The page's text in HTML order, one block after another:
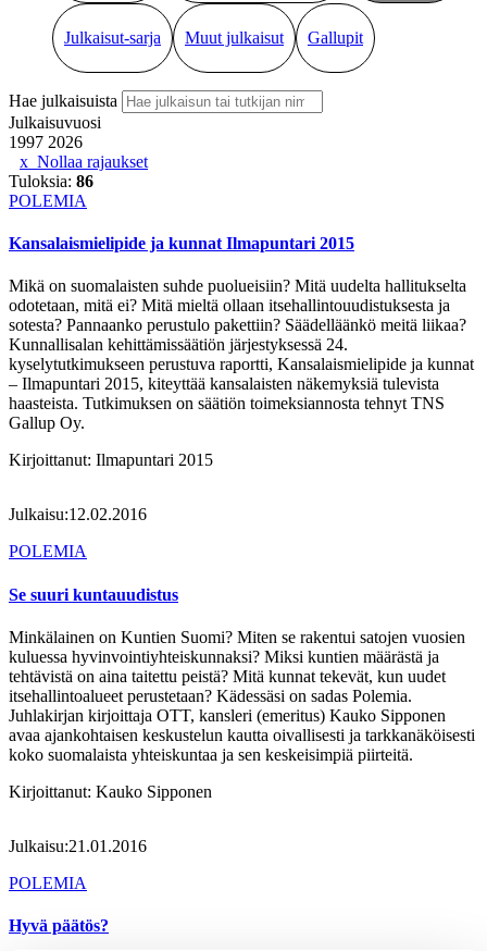
Julkaisut-sarja Muut julkaisut Gallupit
Hae julkaisuista
Julkaisuvuosi
1997 2026
Nollaa rajaukset
Tuloksia: 86
POLEMIA
Kansalaismielipide ja kunnat Ilmapuntari 2015
Mikä on suomalaisten suhde puolueisiin? Mitä uudelta hallitukselta
odotetaan, mitä ei? Mitä mieltä ollaan itsehallintouudistuksesta ja
sotesta? Pannaanko perustulo pakettiin? Säädelläänkö meitä liikaa?
Kunnallisalan kehittämissäätiön järjestyksessä 24.
kyselytutkimukseen perustuva raportti, Kansalaismielipide ja kunnat
– Ilmapuntari 2015, kiteyttää kansalaisten näkemyksiä tulevista
haasteista. Tutkimuksen on säätiön toimeksiannosta tehnyt TNS
Gallup Oy.
Kirjoittanut: Ilmapuntari 2015
Julkaisu:12.02.2016
POLEMIA
Se suuri kuntauudistus
Minkälainen on Kuntien Suomi? Miten se rakentui satojen vuosien
kuluessa hyvinvointiyhteiskunnaksi? Miksi kuntien määrästä ja
tehtävistä on aina taitettu peistä? Mitä kunnat tekevät, kun uudet
itsehallintoalueet perustetaan? Kädessäsi on sadas Polemia.
Juhlakirjan kirjoittaja OTT, kansleri (emeritus) Kauko Sipponen
avaa ajankohtaisen keskustelun kautta oivallisesti ja tarkkanäköisesti
koko suomalaista yhteiskuntaa ja sen keskeisimpiä piirteitä.
Kirjoittanut: Kauko Sipponen
Julkaisu:21.01.2016
POLEMIA
Hyvä päätös?